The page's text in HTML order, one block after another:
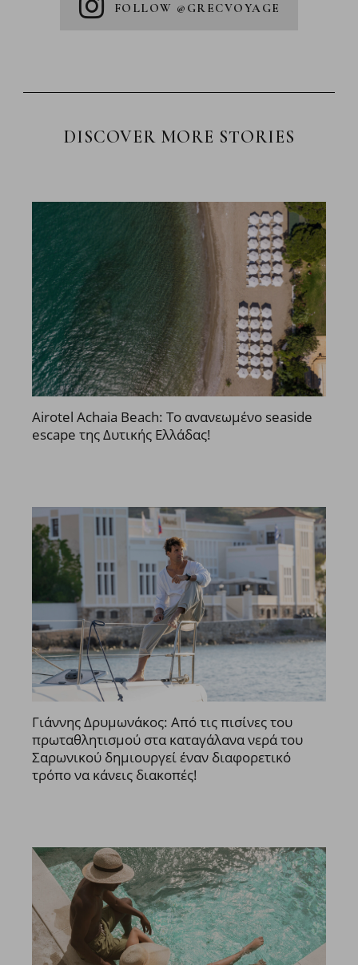
FOLLOW @GRECVOYAGE
DISCOVER MORE STORIES
Airotel Achaia Beach: Το ανανεωμένο seaside
escape της Δυτικής Ελλάδας!
Γιάννης Δρυμωνάκος: Από τις πισίνες του
πρωταθλητισμού στα καταγάλανα νερά του
Σαρωνικού δημιουργεί έναν διαφορετικό
τρόπο να κάνεις διακοπές!